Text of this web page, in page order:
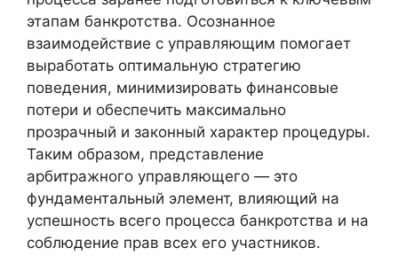
этапам банкротства. Осознанное
взаимодействие с управляющим помогает
выработать оптимальную стратегию
поведения, минимизировать финансовые
потери и обеспечить максимально
прозрачный и законный характер процедуры.
Таким образом, представление
арбитражного управляющего — это
фундаментальный элемент, влияющий на
успешность всего процесса банкротства и на
соблюдение прав всех его участников.